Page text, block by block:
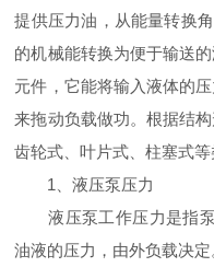
提供压力油，从能量转换
的机械能转换为便于输送
元件，它能将输入液体的
来拖动负载做功。根据结
齿轮式、叶片式、柱塞式等
1、液压泵压力
液压泵工作压力是指泵
油液的压力，由外负载决定